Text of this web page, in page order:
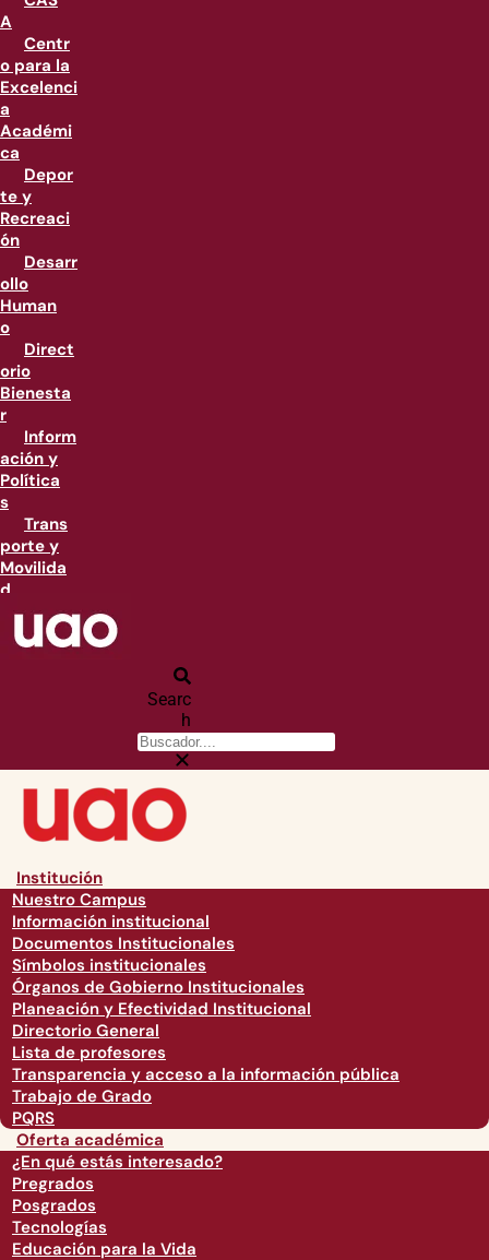
A
Centr
o para la
Excelenci
a
Académi
ca
Depor
te y
Recreaci
ón
Desarr
ollo
Human
o
Direct
orio
Bienesta
r
Inform
ación y
Política
s
Trans
porte y
Movilida
d
Searc
h
Institución
Nuestro Campus
Información institucional
Documentos Institucionales
Símbolos institucionales
Órganos de Gobierno Institucionales
Planeación y Efectividad Institucional
Directorio General
Lista de profesores
Transparencia y acceso a la información pública
Trabajo de Grado
PQRS
Oferta académica
¿En qué estás interesado?
Pregrados
Posgrados
Tecnologías
Educación para la Vida